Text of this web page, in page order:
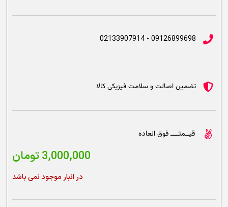
09126899698 - 02133907914
تضمین اصالت و سلامت فیزیکی کالا
قیــمتــــ فوق العاده
3,000,000تومان
در انبار موجود نمی باشد